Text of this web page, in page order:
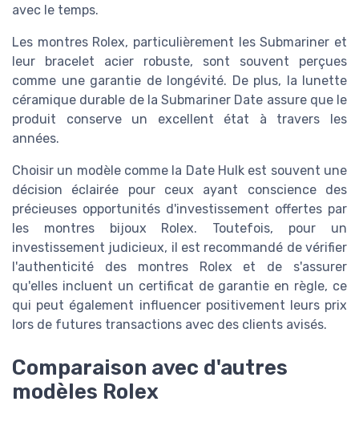
avec le temps.
Les montres Rolex, particulièrement les Submariner et
leur bracelet acier robuste, sont souvent perçues
comme une garantie de longévité. De plus, la lunette
céramique durable de la Submariner Date assure que le
produit conserve un excellent état à travers les
années.
Choisir un modèle comme la Date Hulk est souvent une
décision éclairée pour ceux ayant conscience des
précieuses opportunités d'investissement offertes par
les montres bijoux Rolex. Toutefois, pour un
investissement judicieux, il est recommandé de vérifier
l'authenticité des montres Rolex et de s'assurer
qu'elles incluent un certificat de garantie en règle, ce
qui peut également influencer positivement leurs prix
lors de futures transactions avec des clients avisés.
Comparaison avec d'autres
modèles Rolex